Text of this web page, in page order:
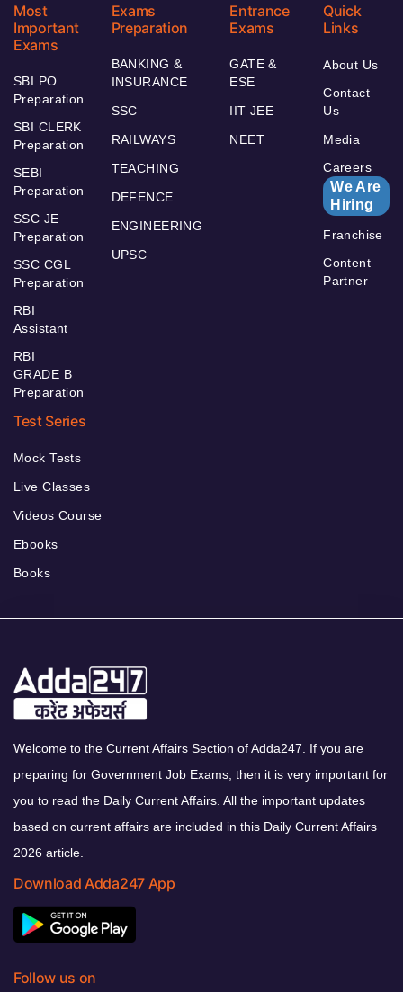
Most
Important
Exams
SBI PO
Preparation
SBI CLERK
Preparation
SEBI
Preparation
SSC JE
Preparation
SSC CGL
Preparation
RBI
Assistant
RBI
GRADE B
Preparation
Exams
Preparation
BANKING &
INSURANCE
SSC
RAILWAYS
TEACHING
DEFENCE
ENGINEERING
UPSC
Entrance
Exams
GATE &
ESE
IIT JEE
NEET
Quick
Links
About Us
Contact
Us
Media
Careers
We Are
Hiring
Franchise
Content
Partner
Test Series
Mock Tests
Live Classes
Videos Course
Ebooks
Books
Welcome to the Current Affairs Section of Adda247. If you are
preparing for Government Job Exams, then it is very important for
you to read the Daily Current Affairs. All the important updates
based on current affairs are included in this Daily Current Affairs
2026 article.
Download Adda247 App
Follow us on